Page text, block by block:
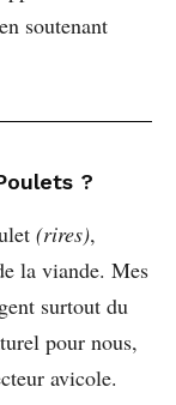
soutenant
?
(rires),
la viande. Mes
surtout du
pour nous,
avicole.